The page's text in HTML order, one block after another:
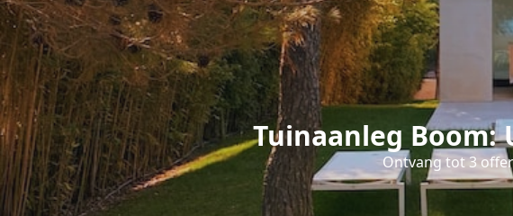
Tuinaanleg Boom:
Ontvang tot 3